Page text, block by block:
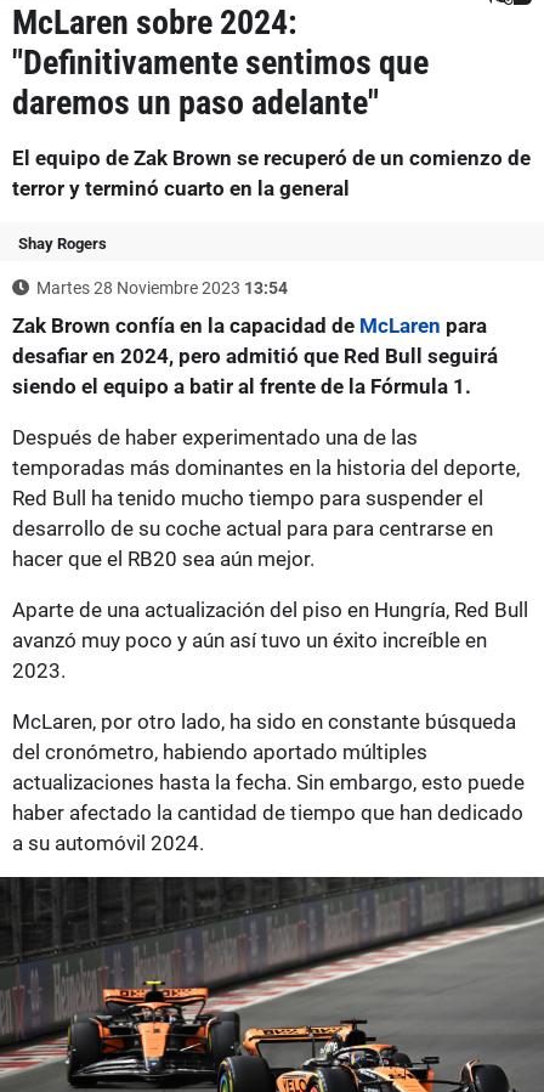
McLaren sobre 2024:
"Definitivamente sentimos que
daremos un paso adelante"
El equipo de Zak Brown se recuperó de un comienzo de
terror y terminó cuarto en la general
Shay Rogers
Martes 28 Noviembre 2023 13:54
Zak Brown confía en la capacidad de McLaren para
desafiar en 2024, pero admitió que Red Bull seguirá
siendo el equipo a batir al frente de la Fórmula 1.
Después de haber experimentado una de las
temporadas más dominantes en la historia del deporte,
Red Bull ha tenido mucho tiempo para suspender el
desarrollo de su coche actual para para centrarse en
hacer que el RB20 sea aún mejor.
Aparte de una actualización del piso en Hungría, Red Bull
avanzó muy poco y aún así tuvo un éxito increíble en
2023.
McLaren, por otro lado, ha sido en constante búsqueda
del cronómetro, habiendo aportado múltiples
actualizaciones hasta la fecha. Sin embargo, esto puede
haber afectado la cantidad de tiempo que han dedicado
a su automóvil 2024.